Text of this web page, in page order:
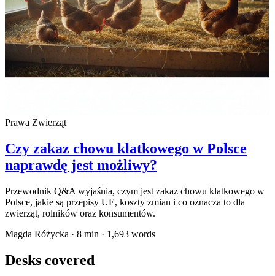
Prawa Zwierząt
Czy zakaz chowu klatkowego w Polsce
naprawdę jest możliwy?
Przewodnik Q&A wyjaśnia, czym jest zakaz chowu klatkowego w
Polsce, jakie są przepisy UE, koszty zmian i co oznacza to dla
zwierząt, rolników oraz konsumentów.
Magda Różycka · 8 min · 1,693 words
Desks covered